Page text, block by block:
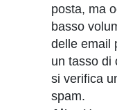
posta, ma
basso
delle email
un tasso di
si verifica
spam.